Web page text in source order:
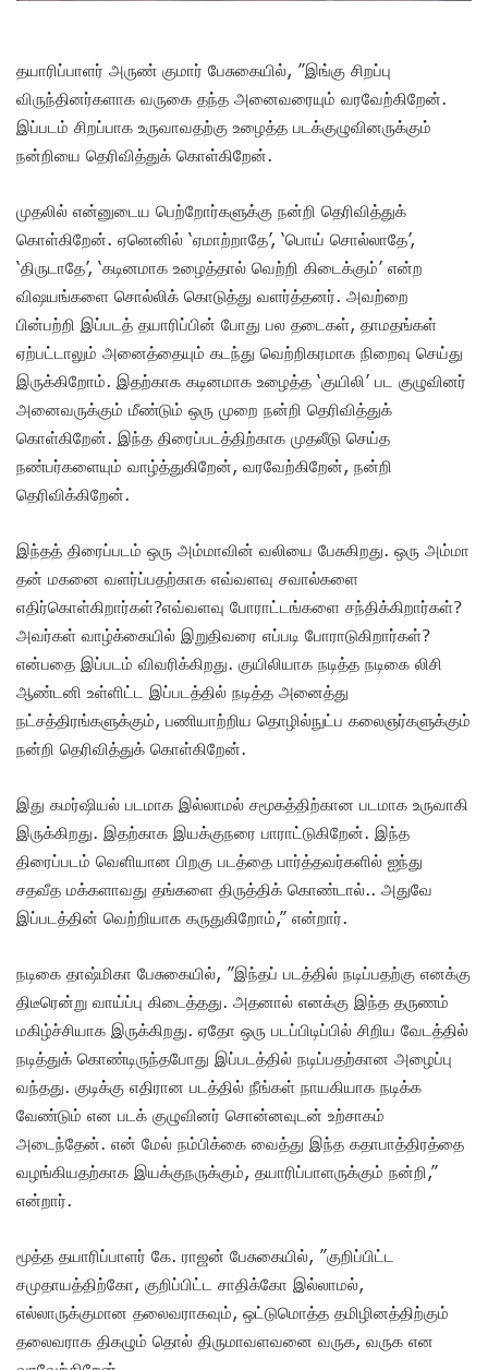
தயாரிப்பாளர் அருண் குமார் பேசுகையில், ”இங்கு சிறப்பு
விருந்தினர்களாக வருகை தந்த அனைவரையும் வரவேற்கிறேன்.
இப்படம் சிறப்பாக உருவாவதற்கு உழைத்த படக்குழுவினருக்கும்
நன்றியை தெரிவித்துக் கொள்கிறேன்.
முதலில் என்னுடைய பெற்றோர்களுக்கு நன்றி தெரிவித்துக்
கொள்கிறேன். ஏனெனில் ‘ஏமாற்றாதே’, ‘பொய் சொல்லாதே’,
‘திருடாதே’, ‘கடினமாக உழைத்தால் வெற்றி கிடைக்கும்’ என்ற
விஷயங்களை சொல்லிக் கொடுத்து வளர்த்தனர். அவற்றை
பின்பற்றி இப்படத் தயாரிப்பின் போது பல தடைகள், தாமதங்கள்
ஏற்பட்டாலும் அனைத்தையும் கடந்து வெற்றிகரமாக நிறைவு செய்து
இருக்கிறோம். இதற்காக கடினமாக உழைத்த ‘குயிலி’ பட குழுவினர்
அனைவருக்கும் மீண்டும் ஒரு முறை நன்றி தெரிவித்துக்
கொள்கிறேன். இந்த திரைப்படத்திற்காக முதலீடு செய்த
நண்பர்களையும் வாழ்த்துகிறேன், வரவேற்கிறேன், நன்றி
தெரிவிக்கிறேன்.
இந்தத் திரைப்படம் ஒரு அம்மாவின் வலியை பேசுகிறது. ஒரு அம்மா
தன் மகனை வளர்ப்பதற்காக எவ்வளவு சவால்களை
எதிர்கொள்கிறார்கள்?எவ்வளவு போராட்டங்களை சந்திக்கிறார்கள்?
அவர்கள் வாழ்க்கையில் இறுதிவரை எப்படி போராடுகிறார்கள்?
என்பதை இப்படம் விவரிக்கிறது. குயிலியாக நடித்த நடிகை லிசி
ஆண்டனி உள்ளிட்ட இப்படத்தில் நடித்த அனைத்து
நட்சத்திரங்களுக்கும், பணியாற்றிய தொழில்நுட்ப கலைஞர்களுக்கும்
நன்றி தெரிவித்துக் கொள்கிறேன்.
இது கமர்ஷியல் படமாக இல்லாமல் சமூகத்திற்கான படமாக உருவாகி
இருக்கிறது.‌ இதற்காக இயக்குநரை பாராட்டுகிறேன். இந்த
திரைப்படம் வெளியான பிறகு படத்தை பார்த்தவர்களில் ஐந்து
சதவீத மக்களாவது தங்களை திருத்திக் கொண்டால்.. அதுவே
இப்படத்தின் வெற்றியாக கருதுகிறோம்,” என்றார்.
நடிகை தாஷ்மிகா பேசுகையில், ”இந்தப் படத்தில் நடிப்பதற்கு எனக்கு
திடீரென்று வாய்ப்பு கிடைத்தது. அதனால் எனக்கு இந்த தருணம்
மகிழ்ச்சியாக இருக்கிறது. ஏதோ ஒரு படப்பிடிப்பில் சிறிய வேடத்தில்
நடித்துக் கொண்டிருந்தபோது இப்படத்தில் நடிப்பதற்கான அழைப்பு
வந்தது. குடிக்கு எதிரான படத்தில் நீங்கள் நாயகியாக நடிக்க
வேண்டும் என படக் குழுவினர் சொன்னவுடன் உற்சாகம்
அடைந்தேன். என் மேல் நம்பிக்கை வைத்து இந்த கதாபாத்திரத்தை
வழங்கியதற்காக இயக்குநருக்கும், தயாரிப்பாளருக்கும் நன்றி,”
என்றார்.
மூத்த தயாரிப்பாளர் கே. ராஜன் பேசுகையில், ”குறிப்பிட்ட
சமுதாயத்திற்கோ, குறிப்பிட்ட சாதிக்கோ இல்லாமல்,
எல்லாருக்குமான தலைவராகவும், ஒட்டுமொத்த தமிழினத்திற்கும்
தலைவராக திகழும் தொல் திருமாவளவனை வருக, வருக என